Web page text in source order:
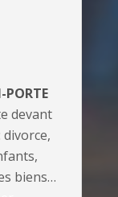
devant
divorce,
biens…